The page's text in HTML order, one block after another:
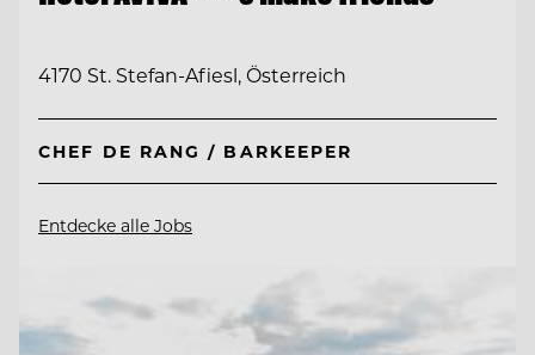
4170 St. Stefan-Afiesl, Österreich
CHEF DE RANG / BARKEEPER
Entdecke alle Jobs